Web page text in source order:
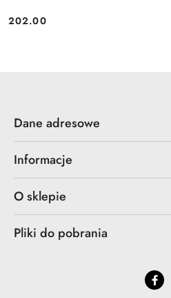
Cena:
202.00
Dane adresowe
Informacje
O sklepie
Pliki do pobrania